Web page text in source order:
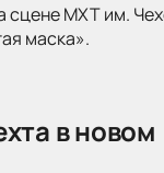
сцене МХТ им.
маска».
в новом